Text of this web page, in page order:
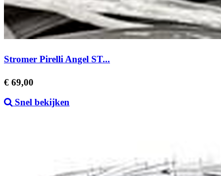
Stromer Pirelli Angel ST...
Prijs
€ 69,00
Snel bekijken